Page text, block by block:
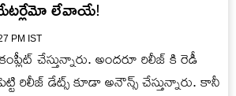
లేవాయే!
PM IST
చేస్తున్నారు. అందరూ రిలీజ్ కి రెడీ
రిలీజ్ డేట్స్ కూడా అనౌన్స్ చేస్తున్నారు. కానీ